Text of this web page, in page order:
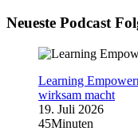
Neueste Podcast
Learning
wirksam macht
19. Juli 2026
45Minuten